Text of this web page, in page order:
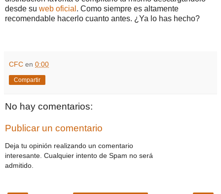
desde su web oficial . Como siempre es altamente
recomendable hacerlo cuanto antes. ¿Ya lo has hecho?
CFC en 0:00
Compartir
No hay comentarios:
Publicar un comentario
Deja tu opinión realizando un comentario
interesante. Cualquier intento de Spam no será
admitido.